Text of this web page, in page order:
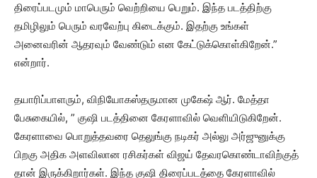
திரைப்படமும் மாபெரும் வெற்றியை பெறும். இந்த படத்திற்கு
தமிழிலும் பெரும் வரவேற்பு கிடைக்கும். இதற்கு உங்கள்
அனைவரின் ஆதரவும் வேண்டும் என கேட்டுக்கொள்கிறேன்.”
என்றார்.
தயாரிப்பாளரும், விநியோகஸ்தருமான முகேஷ் ஆர். மேத்தா
பேசுகையில், ” குஷி படத்தினை கேரளாவில் வெளியிடுகிறேன்.
கேரளாவை பொறுத்தவரை தெலுங்கு நடிகர் அல்லு அர்ஜுனுக்கு
பிறகு அதிக அளவிலான ரசிகர்கள் விஜய் தேவரகொண்டாவிற்குத்
தான் இருக்கிறார்கள். இந்த குஷி திரைப்படத்தை கேரளாவில்